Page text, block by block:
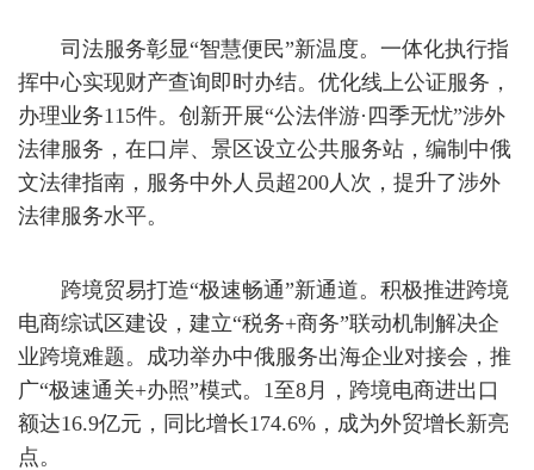
司法服务彰显“智慧便民”新温度。一体化执行指
挥中心实现财产查询即时办结。优化线上公证服务，
办理业务115件。创新开展“公法伴游·四季无忧”涉外
法律服务，在口岸、景区设立公共服务站，编制中俄
文法律指南，服务中外人员超200人次，提升了涉外
法律服务水平。
跨境贸易打造“极速畅通”新通道。积极推进跨境
电商综试区建设，建立“税务+商务”联动机制解决企
业跨境难题。成功举办中俄服务出海企业对接会，推
广“极速通关+办照”模式。1至8月，跨境电商进出口
额达16.9亿元，同比增长174.6%，成为外贸增长新亮
点。